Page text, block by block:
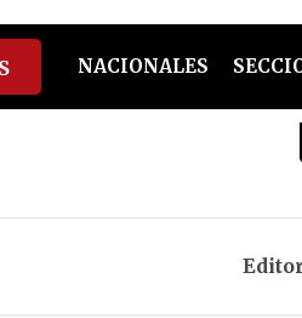
NACIONALES